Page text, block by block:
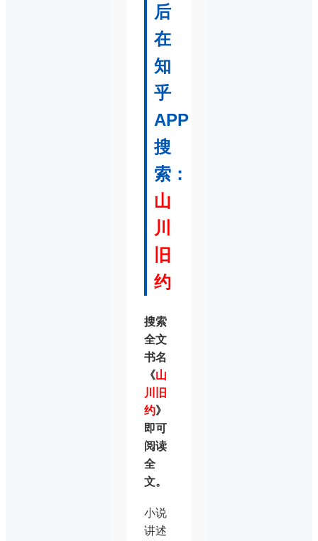
后
在
知
乎
APP
搜
索：
山
川
旧
约
搜索
全文
书名
《山
川旧
约》
即可
阅读
全
文。
小说
讲述